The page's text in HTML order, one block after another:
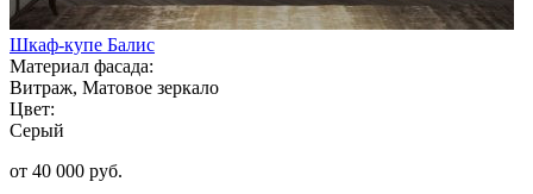
Шкаф-купе Балис
Материал фасада:
Витраж, Матовое зеркало
Цвет:
Серый
от 40 000 руб.